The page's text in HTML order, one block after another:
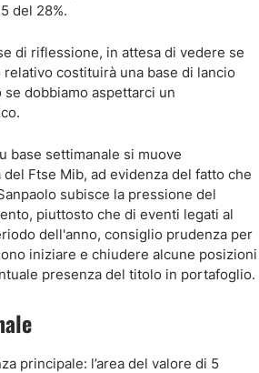
del 28%.
di riflessione, in attesa di vedere se
costituirà una base di lancio
dobbiamo aspettarci un
base settimanale si muove
Ftse Mib, ad evidenza del fatto che
subisce la pressione del
piuttosto che di eventi legati al
dell'anno, consiglio prudenza per
iniziare e chiudere alcune posizioni
presenza del titolo in portafoglio.
principale: l’area del valore di 5